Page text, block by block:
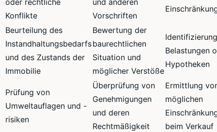
oder rechtliche
Konflikte
und anderen
Vorschriften
Beurteilung des
Instandhaltungsbedarfs
und des Zustands der
Immobilie
Bewertung der
baurechtlichen
Situation und
möglicher Verstöße
Belastungen
Hypotheken
Prüfung von
Umweltauflagen und -
risiken
Überprüfung von
Genehmigungen
und deren
Rechtmäßigkeit
Ermittlung
möglichen
beim Verkauf